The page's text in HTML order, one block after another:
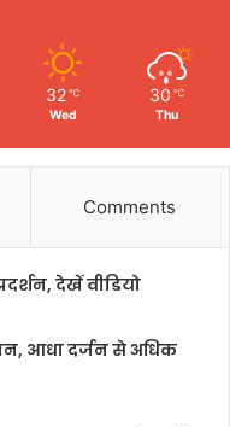
32 ℃
Wed
30 ℃
Thu
Comments
देखें वीडियो
आधा दर्जन से अधिक